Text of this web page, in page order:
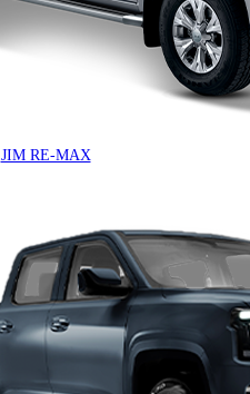
JIM RE-MAX